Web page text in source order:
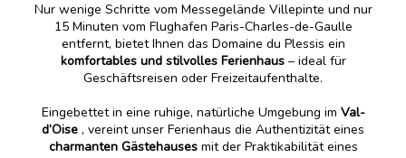
Nur wenige Schritte vom Messegelände Villepinte und nur
15 Minuten vom Flughafen Paris-Charles-de-Gaulle
entfernt, bietet Ihnen das Domaine du Plessis ein
komfortables und stilvolles Ferienhaus– ideal für
Geschäftsreisen oder Freizeitaufenthalte.
Eingebettet in eine ruhige, natürliche Umgebung im Val-
d’Oise , vereint unser Ferienhaus die Authentizität eines
charmanten Gästehausesmit der Praktikabilität eines